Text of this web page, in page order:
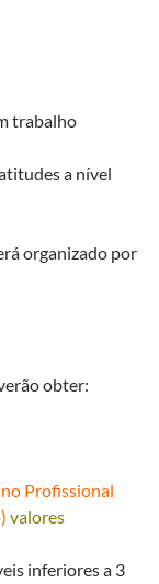
trabalho
a nível
organizado por
obter:
Profissional
valores
inferiores a 3